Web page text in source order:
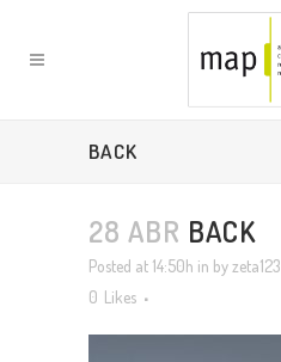
BACK
28 ABR BACK
Posted at 14:50h in byzeta123
0 Likes